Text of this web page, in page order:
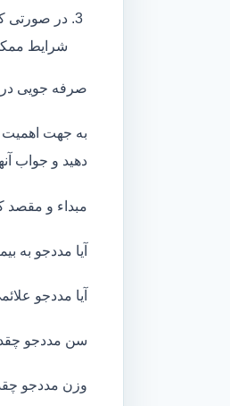
در صورتی
شرایط
صرفه جویی
به جهت
دهید و جواب
مبداء و
آیا مددجو به
آیا مددجو
سن مددجو
وزن مددجو